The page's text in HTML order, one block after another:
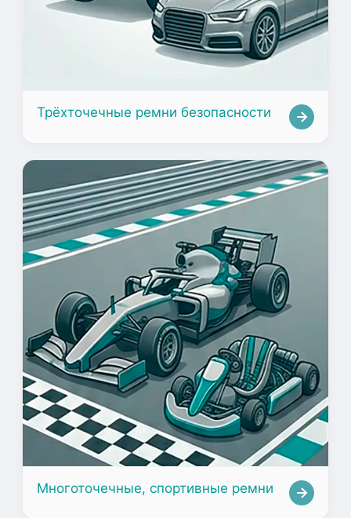
Трёхточечные ремни безопасности
Многоточечные, спортивные ремни